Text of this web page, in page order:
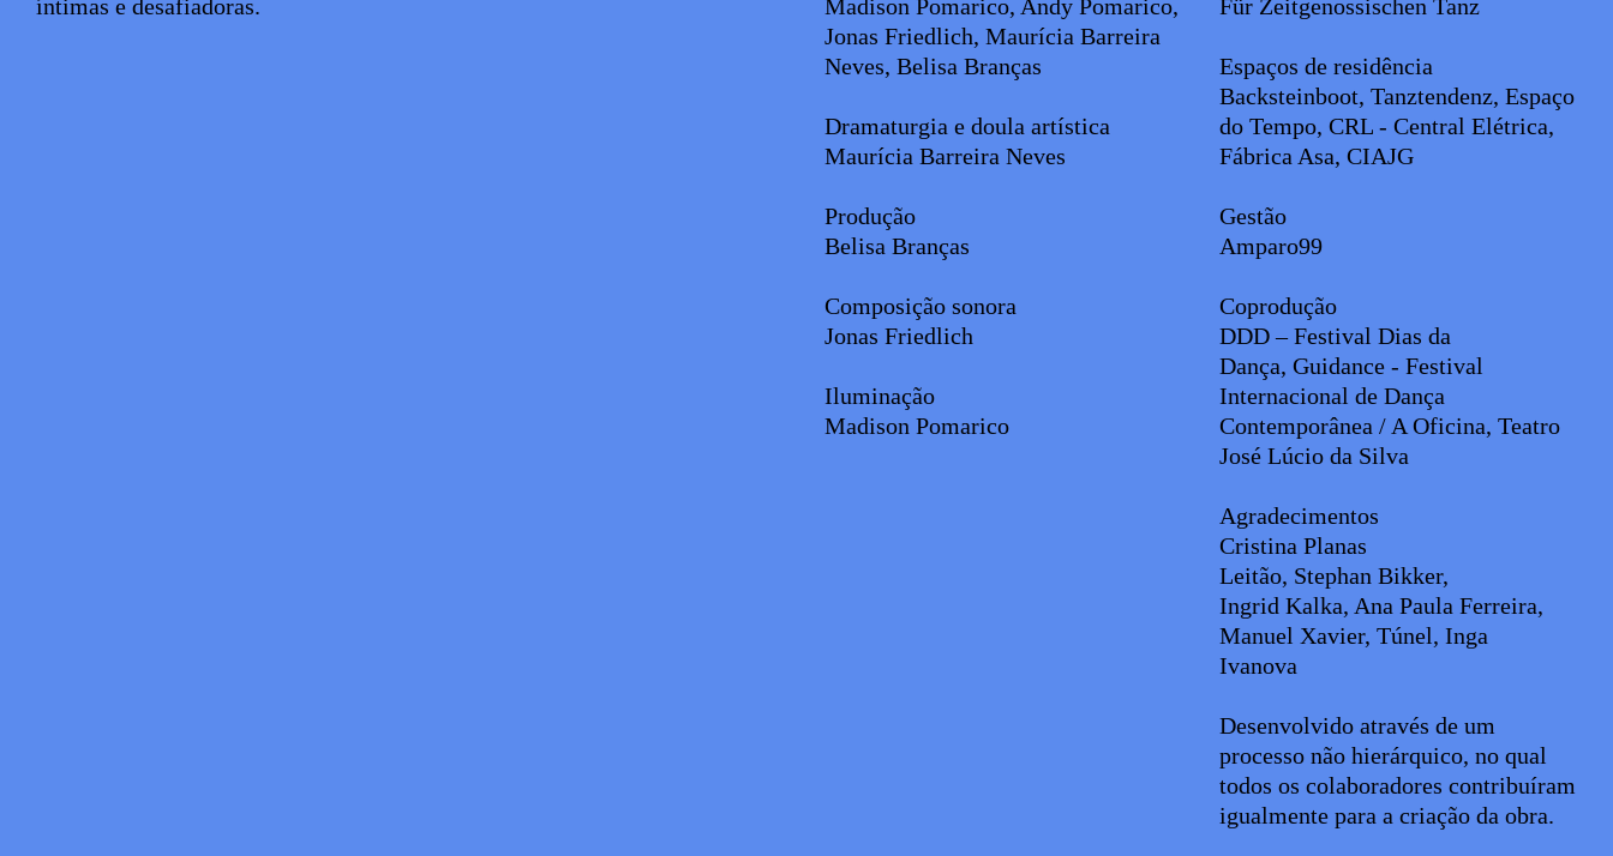
íntimas e desafiadoras.
Madison Pomarico, Andy Pomarico,
Jonas Friedlich, Maurícia Barreira
Neves, Belisa Branças
Dramaturgia e doula artística
Maurícia Barreira Neves
Produção
Belisa Branças
Composição sonora
Jonas Friedlich
Iluminação
Madison Pomarico
Für Zeitgenossischen Tanz
Espaços de residência
Backsteinboot, Tanztendenz, Espaço
do Tempo, CRL - Central Elétrica,
Fábrica Asa, CIAJG
Gestão
Amparo99
Coprodução
DDD – Festival Dias da
Dança, Guidance - Festival
Internacional de Dança
Contemporânea / A Oficina, Teatro
José Lúcio da Silva
Agradecimentos
Cristina Planas
Leitão, Stephan Bikker,
Ingrid Kalka, Ana Paula Ferreira,
Manuel Xavier, Túnel, Inga
Ivanova
Desenvolvido através de um
processo não hierárquico, no qual
todos os colaboradores contribuíram
igualmente para a criação da obra.